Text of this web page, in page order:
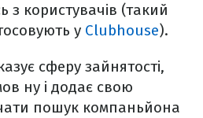
з користувачів (такий
у Clubhouse).
сферу зайнятості,
ну і додає свою
пошук компаньйона